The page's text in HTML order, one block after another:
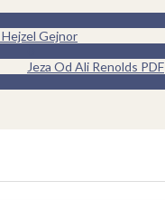
Gejnor
Jeza Od Ali Renolds PDF